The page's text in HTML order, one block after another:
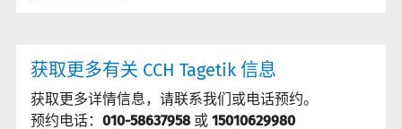
获取更多有关 CCH Tagetik 信息
获取更多详情信息，请联系我们或电话预约。
预约电话： 010-58637958或 15010629980